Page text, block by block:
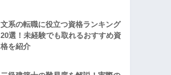
文系の転職に役立つ資格ランキング
20選！未経験でも取れるおすすめ資
格を紹介